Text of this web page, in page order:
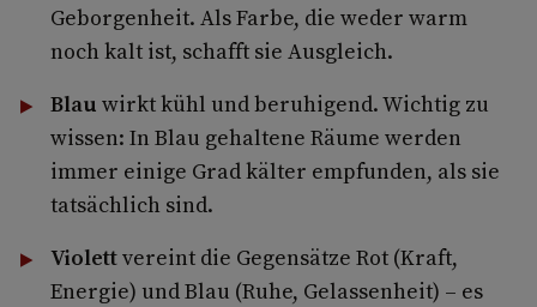
Geborgenheit. Als Farbe, die weder warm
noch kalt ist, schafft sie Ausgleich.
Blau wirkt kühl und beruhigend. Wichtig zu
wissen: In Blau gehaltene Räume werden
immer einige Grad kälter empfunden, als sie
tatsächlich sind.
Violettvereint die Gegensätze Rot (Kraft,
Energie) und Blau (Ruhe, Gelassenheit) – es